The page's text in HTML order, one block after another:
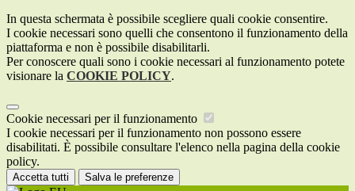
In questa schermata è possibile scegliere quali cookie consentire.
I cookie necessari sono quelli che consentono il funzionamento della
piattaforma e non è possibile disabilitarli.
Per conoscere quali sono i cookie necessari al funzionamento potete
visionare la COOKIE POLICY.
Cookie necessari per il funzionamento
I cookie necessari per il funzionamento non possono essere
disabilitati. È possibile consultare l'elenco nella pagina della cookie
policy.
Accetta tutti Salva le preferenze